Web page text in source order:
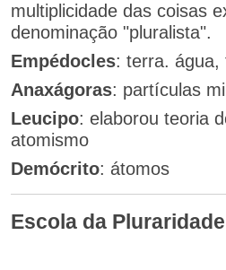
multiplicidade das coisas
denominação "pluralista".
Empédocles: terra. água,
Anaxágoras: partículas
Leucipo: elaborou teoria
atomismo
Demócrito: átomos
Escola da Pluraridade